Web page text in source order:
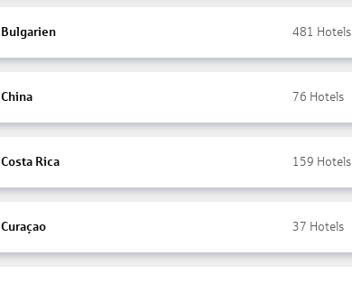
Bulgarien 481 Hotels
China 76 Hotels
Costa Rica 159 Hotels
Curaçao 37 Hotels